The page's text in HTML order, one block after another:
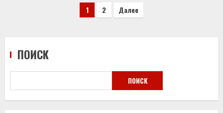
Пагинация
1 2 Далее
ПОИСК
ПОИСК